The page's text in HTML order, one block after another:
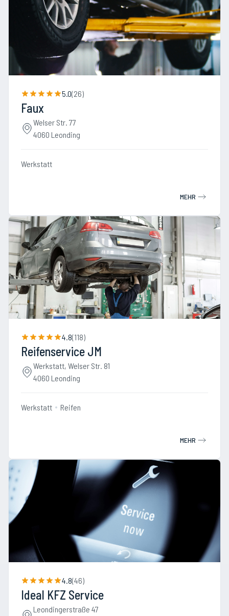
5.0(26)
Faux
Welser Str. 77
4060 Leonding
Werkstatt
MEHR
4.8(118)
Reifenservice JM
Werkstatt, Welser Str. 81
4060 Leonding
Werkstatt Reifen
MEHR
4.8(46)
Ideal KFZ Service
Leondingerstraße 47